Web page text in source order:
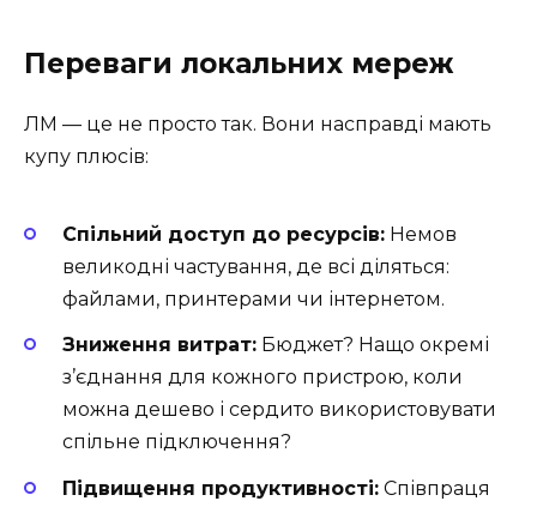
Переваги локальних мереж
ЛМ — це не просто так. Вони насправді мають
купу плюсів:
Спільний доступ до ресурсів: Немов
великодні частування, де всі діляться:
файлами, принтерами чи інтернетом.
Зниження витрат: Бюджет? Нащо окремі
з’єднання для кожного пристрою, коли
можна дешево і сердито використовувати
спільне підключення?
Підвищення продуктивності: Співпраця